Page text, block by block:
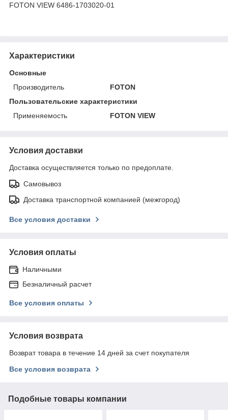
FOTON VIEW 6486-1703020-01
Характеристики
Основные
Производитель
FOTON
Пользовательские характеристики
Применяемость
FOTON VIEW
Условия доставки
Доставка осуществляется только по предоплате.
Самовывоз
Доставка транспортной компанией (межгород)
Все условия доставки
Условия оплаты
Наличными
Безналичный расчет
Все условия оплаты
Условия возврата
Возврат товара в течение 14 дней за счет покупателя
Все условия возврата
Подобные товары компании